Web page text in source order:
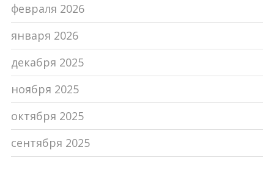
февраля 2026
января 2026
декабря 2025
ноября 2025
октября 2025
сентября 2025